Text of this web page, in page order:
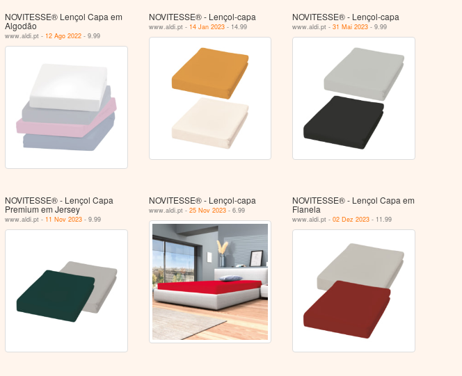
NOVITESSE® Lençol Capa em
Algodão
www.aldi.pt - 12 Ago 2022- 9.99
NOVITESSE® - Lençol-capa
www.aldi.pt - 14 Jan 2023- 14.99
NOVITESSE® - Lençol-capa
www.aldi.pt -31 Mai 2023 - 9.99
NOVITESSE® - Lençol Capa
Premium em Jersey
www.aldi.pt - 11 Nov 2023- 9.99
NOVITESSE® - Lençol-capa
www.aldi.pt - 25 Nov 2023- 6.99
NOVITESSE® - Lençol Capa em
Flanela
www.aldi.pt -02 Dez 2023 - 11.99